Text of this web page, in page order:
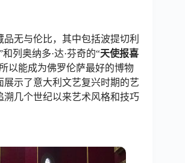
品无与伦比，其中包括波提切利
和列奥纳多·达·芬奇的“天使报喜
以能成为佛罗伦萨最好的博物
展示了意大利文艺复兴时期的艺
溯几个世纪以来艺术风格和技巧